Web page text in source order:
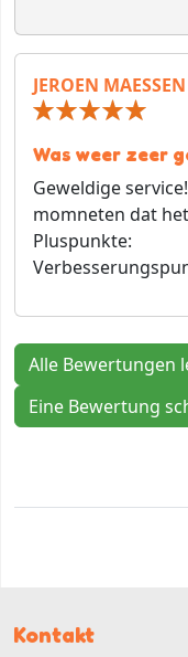
JEROEN MAESSEN
Was weer zeer
Geweldige
momneten dat
Pluspunkte:
Alle Bewertungen
Eine Bewertung
Kontakt